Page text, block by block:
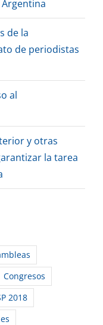
de la
de periodistas
al
y otras
la tarea
Congresos
2018